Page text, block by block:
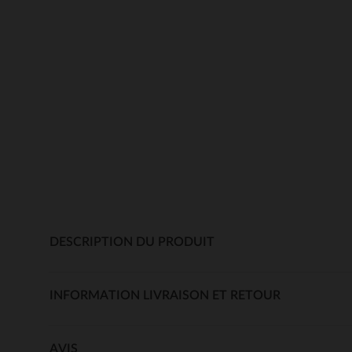
DESCRIPTION DU PRODUIT
INFORMATION LIVRAISON ET RETOUR
AVIS